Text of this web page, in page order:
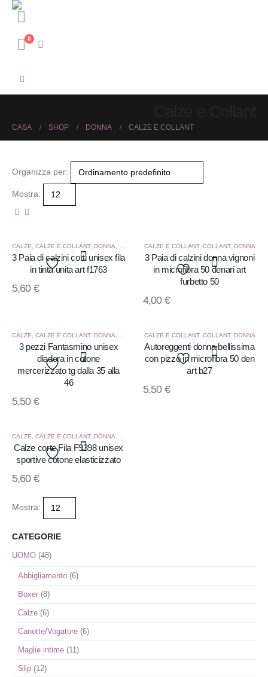
0
CASA SHOP DONNA CALZE E COLLANT
Organizza per:
Mostra:
dei
desideri
CALZE CALZE E COLLANT, DONNA
3 Paia di calzini corti unisex fila
in tinta unita art f1763
5,60 €
Aggiungi
lista
dei
desideri
CALZE E COLLANT, COLLANT, DONNA
3 Paia di calzini donna vignoni
in microfibra 50 denari art
furbetto 50
4,00 €
Aggiungi
lista
dei
CALZE CALZE E COLLANT, DONNA
3 pezzi Fantasmino unisex
diadora in cotone
mercerizzato tg dalla 35 alla
46
5,50 €
Aggiungi
CALZE E COLLANT, COLLANT, DONNA
Autoreggenti donna bellissima
con pizzo in microfibra 50 den
art b27
5,50 €
alla
lista
dei
desideri
CALZE CALZE E COLLANT, DONNA
Calze corte Fila F9398 unisex
sportive cotone elasticizzato
5,60 €
Mostra:
CATEGORIE
UOMO (48)
Abbigliamento (6)
Boxer (8)
Calze (6)
Canotte/Vogatore (6)
Maglie intime (11)
Slip (12)